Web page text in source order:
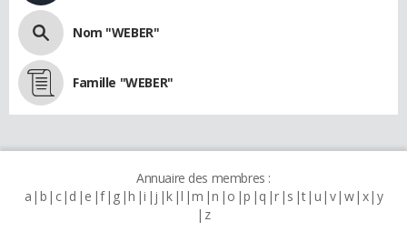
Nom "WEBER"
Famille "WEBER"
Annuaire des membres :
a b c d e f g h i j k l m n o p q r s t u v w x y
z